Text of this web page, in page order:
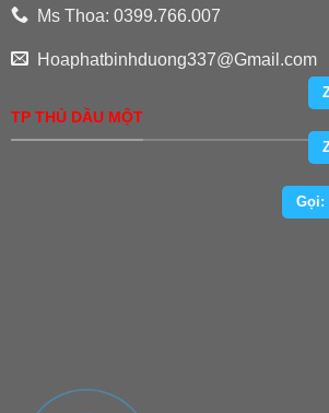
Ms Thoa: 0399.766.007
Hoaphatbinhduong337@Gmail.com
TP THỦ DẦU MỘT
Gọi: